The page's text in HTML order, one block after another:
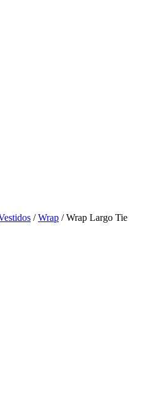
/Wrap / Wrap Largo Tie